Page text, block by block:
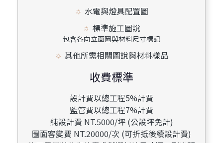
水電與燈具配置圖
標準施工圖說
包含各向立面圖與材料尺寸標記
其他所需相關圖說與材料樣品
收費標準
設計費以總工程5%計費
監管費以總工程7%計費
純設計費 NT.5000/坪 (公設坪免計)
圖面客變費 NT.20000/次 (可折抵後續設計費)